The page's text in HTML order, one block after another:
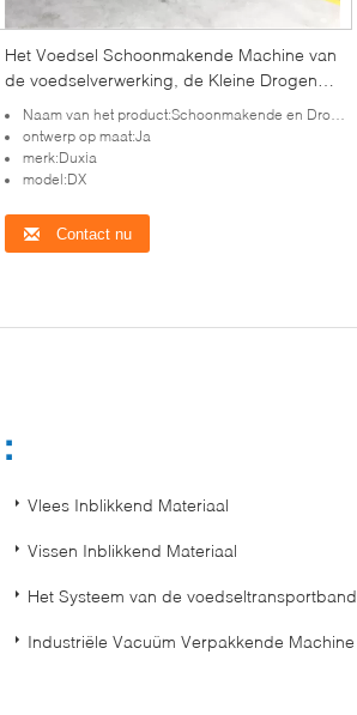
Het Voedsel Schoonmakende Machine van
de voedselverwerking, de Kleine Drogende
Machine van het Groottevoedsel
Naam van het product:Schoonmakende en Drogende Lijn
ontwerp op maat:Ja
merk:Duxia
model:DX
Contact nu
Vlees Inblikkend Materiaal
Vissen Inblikkend Materiaal
Het Systeem van de voedseltransportband
Industriële Vacuüm Verpakkende Machine